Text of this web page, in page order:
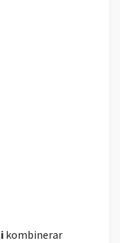
kombinerar